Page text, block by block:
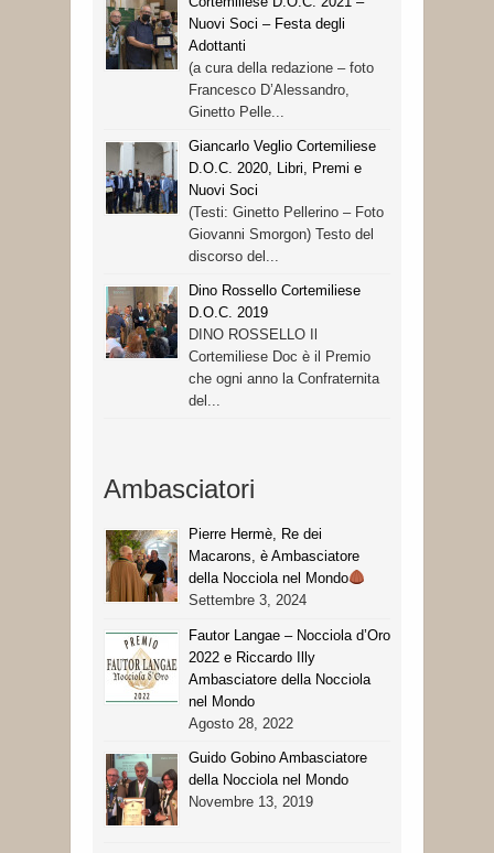
Nuovi Soci – Festa degli
Adottanti
(a cura della redazione – foto
Francesco D’Alessandro,
Ginetto Pelle...
Giancarlo Veglio Cortemiliese
D.O.C. 2020, Libri, Premi e
Nuovi Soci
(Testi: Ginetto Pellerino – Foto
Giovanni Smorgon) Testo del
discorso del...
Dino Rossello Cortemiliese
D.O.C. 2019
DINO ROSSELLO Il
Cortemiliese Doc è il Premio
che ogni anno la Confraternita
del...
Ambasciatori
Pierre Hermè, Re dei
Macarons, è Ambasciatore
della Nocciola nel Mondo
Settembre 3, 2024
Fautor Langae – Nocciola d’Oro
2022 e Riccardo Illy
Ambasciatore della Nocciola
nel Mondo
Agosto 28, 2022
Guido Gobino Ambasciatore
della Nocciola nel Mondo
Novembre 13, 2019